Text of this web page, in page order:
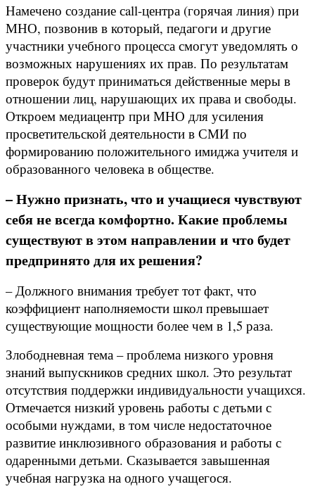
Намечено создание сall-центра (горячая линия) при
МНО, позвонив в который, педагоги и другие
участники учебного процесса смогут уведомлять о
возможных нарушениях их прав. По результатам
проверок будут приниматься действенные меры в
отношении лиц, нарушающих их права и свободы.
Откроем медиацентр при МНО для усиления
просветительской деятельности в СМИ по
формированию положительного имиджа учителя и
образованного человека в обществе.
– Нужно признать, что и учащиеся чувствуют
себя не всегда комфортно. Какие проблемы
существуют в этом направлении и что будет
предпринято для их решения?
– Должного внимания требует тот факт, что
коэффициент наполняемости школ превышает
существующие мощности более чем в 1,5 раза.
Злободневная тема – проблема низкого уровня
знаний выпускников средних школ. Это результат
отсутствия поддержки индивидуальности учащихся.
Отмечается низкий уровень работы с детьми с
особыми нуждами, в том числе недостаточное
развитие инклюзивного образования и работы с
одаренными детьми. Сказывается завышенная
учебная нагрузка на одного учащегося.